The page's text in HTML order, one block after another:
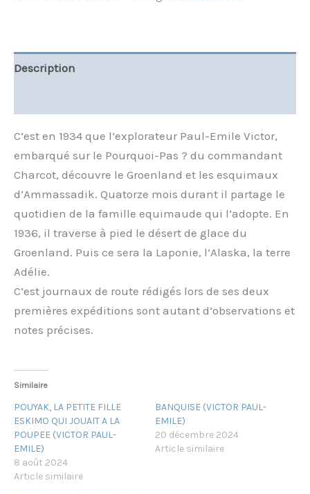
Description
C’est en 1934 que l’explorateur Paul-Emile Victor,
embarqué sur le Pourquoi-Pas ? du commandant
Charcot, découvre le Groenland et les esquimaux
d’Ammassadik. Quatorze mois durant il partage le
quotidien de la famille equimaude qui l’adopte. En
1936, il traverse à pied le désert de glace du
Groenland. Puis ce sera la Laponie, l’Alaska, la terre
Adélie.
C’est journaux de route rédigés lors de ses deux
premières expéditions sont autant d’observations et
notes précises.
Similaire
POUYAK, LA PETITE FILLE
ESKIMO QUI JOUAIT A LA
POUPEE (VICTOR PAUL-
EMILE)
8 août 2024
Article similaire
BANQUISE (VICTOR PAUL-
EMILE)
20 décembre 2024
Article similaire